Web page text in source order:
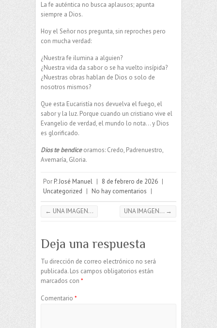
La fe auténtica no busca aplausos; apunta
siempre a Dios.
Hoy el Señor nos pregunta, sin reproches pero
con mucha verdad:
¿Nuestra fe ilumina a alguien?
¿Nuestra vida da sabor o se ha vuelto insípida?
¿Nuestras obras hablan de Dios o solo de
nosotros mismos?
Que esta Eucaristía nos devuelva el fuego, el
sabor y la luz. Porque cuando un cristiano vive el
Evangelio de verdad, el mundo lo nota… y Dios
es glorificado.
Dios te bendiceoramos: Credo, Padrenuestro,
Avemaría, Gloria.
Por P. José Manuel | 8 de febrero de 2026 |
Uncategorized | No hay comentarios |
← UNA IMAGEN… UNA IMAGEN… →
Deja una respuesta
Tu dirección de correo electrónico no será
publicada. Los campos obligatorios están
marcados con *
Comentario *